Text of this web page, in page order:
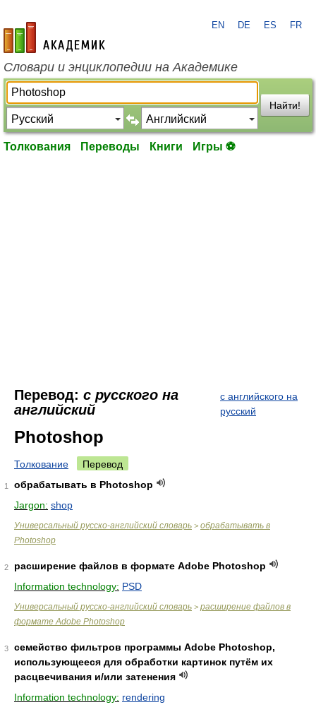
academic.ru
EN DE ES FR
Словари и энциклопедии на Академике
Найти!
Толкования Переводы Книги Игры ⚽
Перевод: с русского на
английский
с английского на
русский
Photoshop
Толкование Перевод
1
обрабатывать в Photoshop
Jargon: shop
Универсальный русско-английский словарь > обрабатывать в
Photoshop
2
расширение файлов в формате Adobe Photoshop
Information technology: PSD
Универсальный русско-английский словарь > расширение файлов в
формате Adobe Photoshop
3
семейство фильтров программы Adobe Photoshop,
использующееся для обработки картинок путём их
расцвечивания и/или затенения
Information technology: rendering